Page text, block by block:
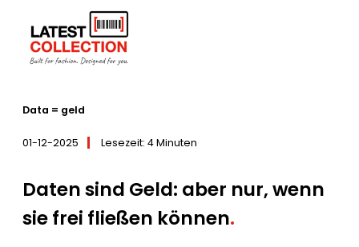
Inhalt
springen
Startseite–Nieuws / Tips
Data = geld
01-12-2025 Lesezeit: 4 Minuten
Daten sind Geld: aber nur, wenn
sie frei fließen können.